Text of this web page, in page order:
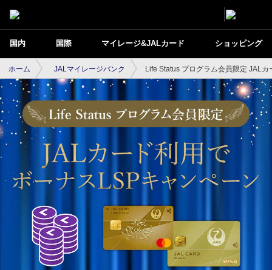
国内 国際 マイレージ&JALカード ショッピング
ホーム JALマイレージバンク Life Status プログラム会員限定 JAL
Life Status プログラム会員限定 JALカード
利用でボーナスLSPキャンペーン